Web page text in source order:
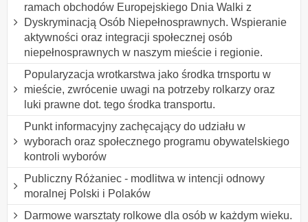
ramach obchodów Europejskiego Dnia Walki z
Dyskryminacją Osób Niepełnosprawnych. Wspieranie
aktywności oraz integracji społecznej osób
niepełnosprawnych w naszym mieście i regionie.
Popularyzacja wrotkarstwa jako środka trnsportu w
mieście, zwrócenie uwagi na potrzeby rolkarzy oraz
luki prawne dot. tego środka transportu.
Punkt informacyjny zachęcający do udziału w
wyborach oraz społecznego programu obywatelskiego
kontroli wyborów
Publiczny Różaniec - modlitwa w intencji odnowy
moralnej Polski i Polaków
Darmowe warsztaty rolkowe dla osób w każdym wieku.